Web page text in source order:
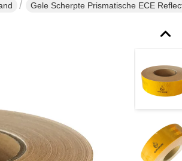
Gele Scherpte Prismatische ECE